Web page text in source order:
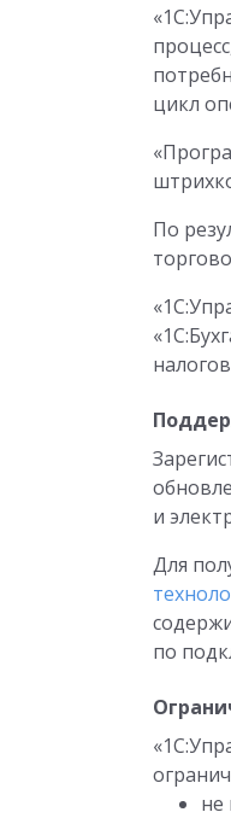
цикл
По
и
Для
по
не